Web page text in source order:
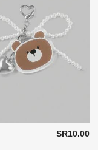
SR10.00